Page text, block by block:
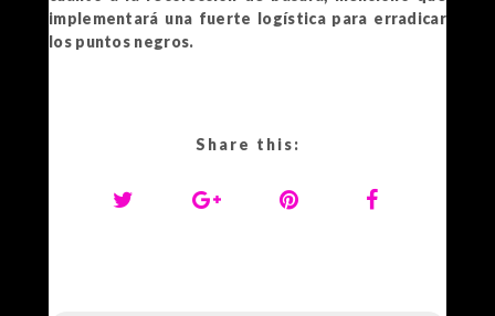
implementará una fuerte logística para erradicar
los puntos negros.
Share this: